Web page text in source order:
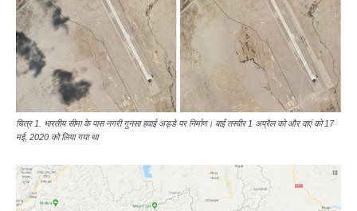
चित्र 1. भारतीय सीमा के पास नगरी गुनसा हवाई अड्डे पर निर्माण। बाईं तस्वीर 1 अप्रैल को और दाएं को 17
मई, 2020 को लिया गया था